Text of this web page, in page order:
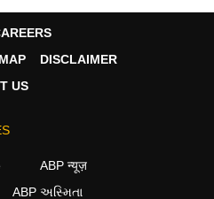
DISCLAIMER
US
ABP न्यूज़
ABP અસ્મિતા